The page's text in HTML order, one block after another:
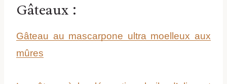
Gâteaux :
Gâteau au mascarpone ultra moelleux aux
mûres